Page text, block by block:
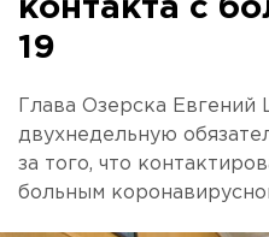
контакта с
19
Глава Озерска
двухнедельную
за того, что
больным